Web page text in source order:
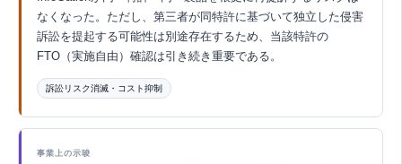
なくなった。ただし、第三者が同特許に基づいて独立した侵害
訴訟を提起する可能性は別途存在するため、当該特許の
FTO（実施自由）確認は引き続き重要である。
訴訟リスク消滅・コスト抑制
事業上の示唆